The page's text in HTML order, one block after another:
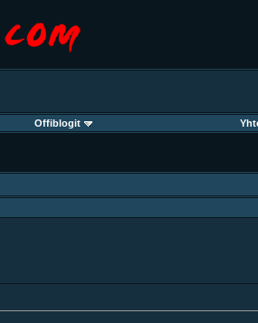
Offiblogit